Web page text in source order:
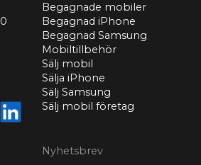
Begagnade mobiler
Begagnad iPhone
Begagnad Samsung
Mobiltillbehör
Sälj mobil
Sälja iPhone
Sälj Samsung
Sälj mobil företag
Nyhetsbrev